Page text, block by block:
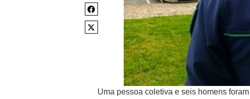
Uma pessoa coletiva e seis homens